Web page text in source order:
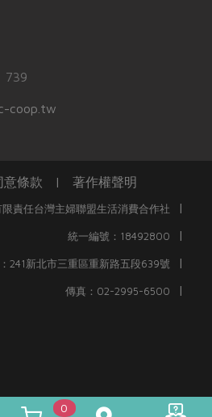
739
coop.tw
意條款 | 著作權聲明
責任台灣主婦聯盟生活消費合作社 |
統一編號：18492800 |
241新北市三重區重新路五段639號 |
傳真：02-2995-6500 |
0